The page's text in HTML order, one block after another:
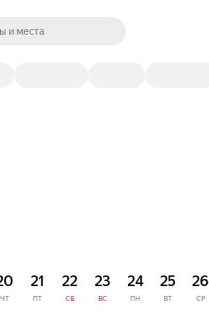
и места
ЧТ
21
ПТ
22
СБ
23
ВС
24
ПН
25
ВТ
26
СР